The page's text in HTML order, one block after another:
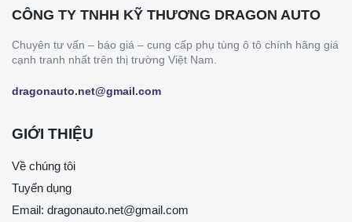
CÔNG TY TNHH KỸ THƯƠNG DRAGON AUTO
Chuyên tư vấn – báo giá – cung cấp phụ tùng ô tô chính hãng giá
cạnh tranh nhất trên thị trường Việt Nam.
dragonauto.net@gmail.com
GIỚI THIỆU
Về chúng tôi
Tuyển dụng
Email: dragonauto.net@gmail.com